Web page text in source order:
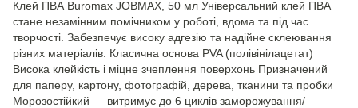
Клей ПВА Buromax JOBMAX, 50 мл Універсальний клей ПВА
стане незамінним помічником у роботі, вдома та під час
творчості. Забезпечує високу адгезію та надійне склеювання
різних матеріалів. Класична основа PVA (полівінілацетат)
Висока клейкість і міцне зчеплення поверхонь Призначений
для паперу, картону, фотографій, дерева, тканини та пробки
Морозостійкий — витримує до 6 циклів заморожування/